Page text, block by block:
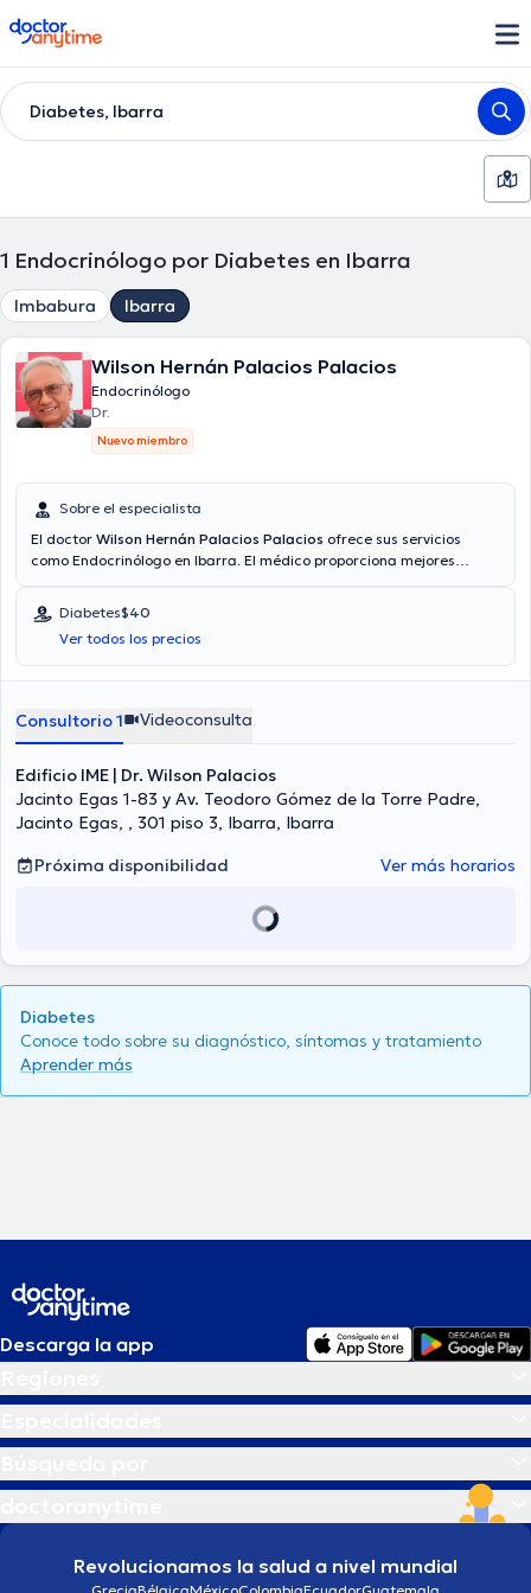
doctoranytime
Diabetes, Ibarra
1 Endocrinólogo por Diabetes en Ibarra
Imbabura Ibarra
Wilson Hernán Palacios Palacios
Endocrinólogo
Dr.
Nuevo miembro
Sobre el especialista
El doctor Wilson Hernán Palacios Palacios ofrece sus servicios
como Endocrinólogo en Ibarra. El médico proporciona mejores
de la consulta con el médico Wilson Hernán Palacios Palacios es de
desde $30 hasta $40. Algunos de los servicios médicos ofrecidos en
el consultorio son: Desórdenes hormonales, Diabetes, Enfermedades
de la Tiroides, Sobrepeso y obesidad.
Diabetes$40
Ver todos los precios
Consultorio 1 Videoconsulta
Edificio IME | Dr. Wilson Palacios
Jacinto Egas 1-83 y Av. Teodoro Gómez de la Torre Padre,
Jacinto Egas, , 301 piso 3, Ibarra, Ibarra
Próxima disponibilidad
Ver más horarios
Diabetes
Conoce todo sobre su diagnóstico, síntomas y tratamiento
Aprender más
Descarga la app
Revolucionamos la salud a nivel mundial